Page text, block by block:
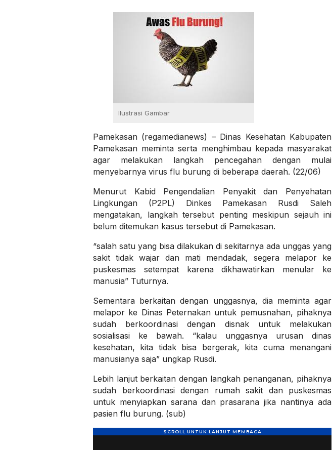
Ilustrasi Gambar
Pamekasan (regamedianews) – Dinas Kesehatan Kabupaten
Pamekasan meminta serta menghimbau kepada masyarakat
agar melakukan langkah pencegahan dengan mulai
menyebarnya virus flu burung di beberapa daerah. (22/06)
Menurut Kabid Pengendalian Penyakit dan Penyehatan
Lingkungan (P2PL) Dinkes Pamekasan Rusdi Saleh
mengatakan, langkah tersebut penting meskipun sejauh ini
belum ditemukan kasus tersebut di Pamekasan.
“salah satu yang bisa dilakukan di sekitarnya ada unggas yang
sakit tidak wajar dan mati mendadak, segera melapor ke
puskesmas setempat karena dikhawatirkan menular ke
manusia” Tuturnya.
Sementara berkaitan dengan unggasnya, dia meminta agar
melapor ke Dinas Peternakan untuk pemusnahan, pihaknya
sudah berkoordinasi dengan disnak untuk melakukan
sosialisasi ke bawah. “kalau unggasnya urusan dinas
kesehatan, kita tidak bisa bergerak, kita cuma menangani
manusianya saja” ungkap Rusdi.
Lebih lanjut berkaitan dengan langkah penanganan, pihaknya
sudah berkoordinasi dengan rumah sakit dan puskesmas
untuk menyiapkan sarana dan prasarana jika nantinya ada
pasien flu burung. (sub)